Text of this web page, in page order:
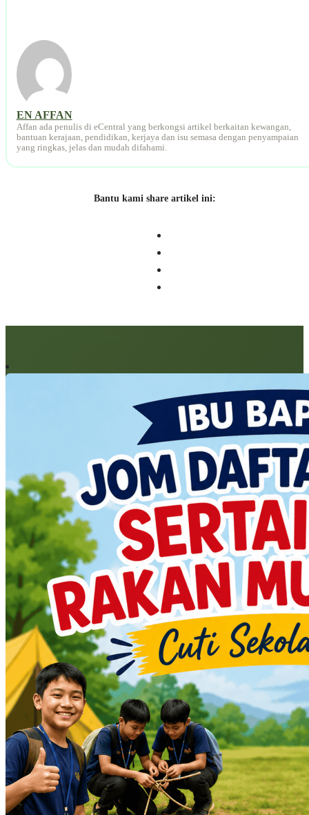
EN AFFAN
Affan ada penulis di eCentral yang berkongsi artikel berkaitan kewangan,
bantuan kerajaan, pendidikan, kerjaya dan isu semasa dengan penyampaian
yang ringkas, jelas dan mudah difahami.
Bantu kami share artikel ini: